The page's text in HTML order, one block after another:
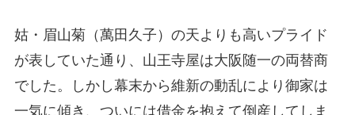
姑・眉山菊（萬田久子）の天よりも高いプライド
が表していた通り、山王寺屋は大阪随一の両替商
でした。しかし幕末から維新の動乱により御家は
一気に傾き、ついには借金を抱えて倒産してしま